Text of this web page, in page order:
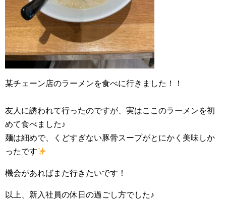
某チェーン店のラーメンを食べに行きました！！
友人に誘われて行ったのですが、実はここのラーメンを初
めて食べました♪
麺は細めで、くどすぎない豚骨スープがとにかく美味しか
ったです
機会があればまた行きたいです！
以上、新入社員の休日の過ごし方でした♪